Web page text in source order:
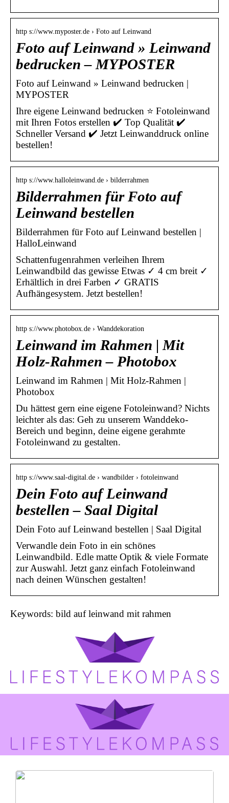
http s://www.myposter.de › Foto auf Leinwand
Foto auf Leinwand » Leinwand
bedrucken – MYPOSTER
Foto auf Leinwand » Leinwand bedrucken |
MYPOSTER
Ihre eigene Leinwand bedrucken ⭐ Fotoleinwand
mit Ihren Fotos erstellen ✔️ Top Qualität ✔️
Schneller Versand ✔️ Jetzt Leinwanddruck online
bestellen!
http s://www.halloleinwand.de › bilderrahmen
Bilderrahmen für Foto auf
Leinwand bestellen
Bilderrahmen für Foto auf Leinwand bestellen |
HalloLeinwand
Schattenfugenrahmen verleihen Ihrem
Leinwandbild das gewisse Etwas ✓ 4 cm breit ✓
Erhältlich in drei Farben ✓ GRATIS
Aufhängesystem. Jetzt bestellen!
http s://www.photobox.de › Wanddekoration
Leinwand im Rahmen | Mit
Holz-Rahmen – Photobox
Leinwand im Rahmen | Mit Holz-Rahmen |
Photobox
Du hättest gern eine eigene Fotoleinwand? Nichts
leichter als das: Geh zu unserem Wanddeko-
Bereich und beginn, deine eigene gerahmte
Fotoleinwand zu gestalten.
http s://www.saal-digital.de › wandbilder › fotoleinwand
Dein Foto auf Leinwand
bestellen – Saal Digital
Dein Foto auf Leinwand bestellen | Saal Digital
Verwandle dein Foto in ein schönes
Leinwandbild. Edle matte Optik & viele Formate
zur Auswahl. Jetzt ganz einfach Fotoleinwand
nach deinen Wünschen gestalten!
Keywords: bild auf leinwand mit rahmen